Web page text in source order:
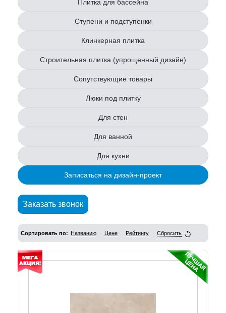
Плитка для бассейна
Ступени и подступенки
Клинкерная плитка
Строительная плитка (упрощенный дизайн)
Сопутствующие товары
Люки под плитку
Для стен
Для ванной
Для кухни
Записаться на дизайн-проект
Заказать звонок
Сортировать по: Названию Цене Рейтингу Сбросить